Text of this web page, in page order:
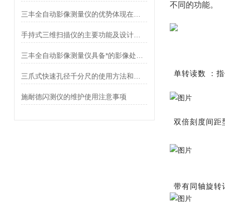
施耐德闪测仪的维护使用注意事项
不同的功能。
单转读数 ：
双倍刻度间距
带有同轴旋转